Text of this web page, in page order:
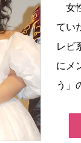
女
てい
レビ
にメ
う」